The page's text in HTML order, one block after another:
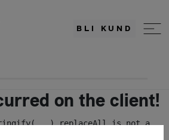
BLI KUND
on the client!
is not a